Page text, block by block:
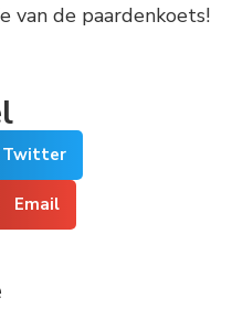
van de paardenkoets!
Twitter
Email